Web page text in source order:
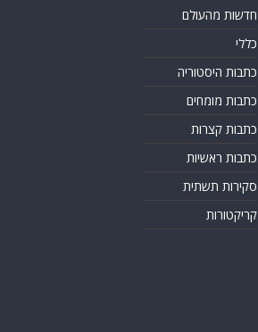
חדשות מהעולם
כללי
כתבות היסטוריה
כתבות מומחים
כתבות קצרות
כתבות ראשיות
סקירות תשתית
קריקטורות